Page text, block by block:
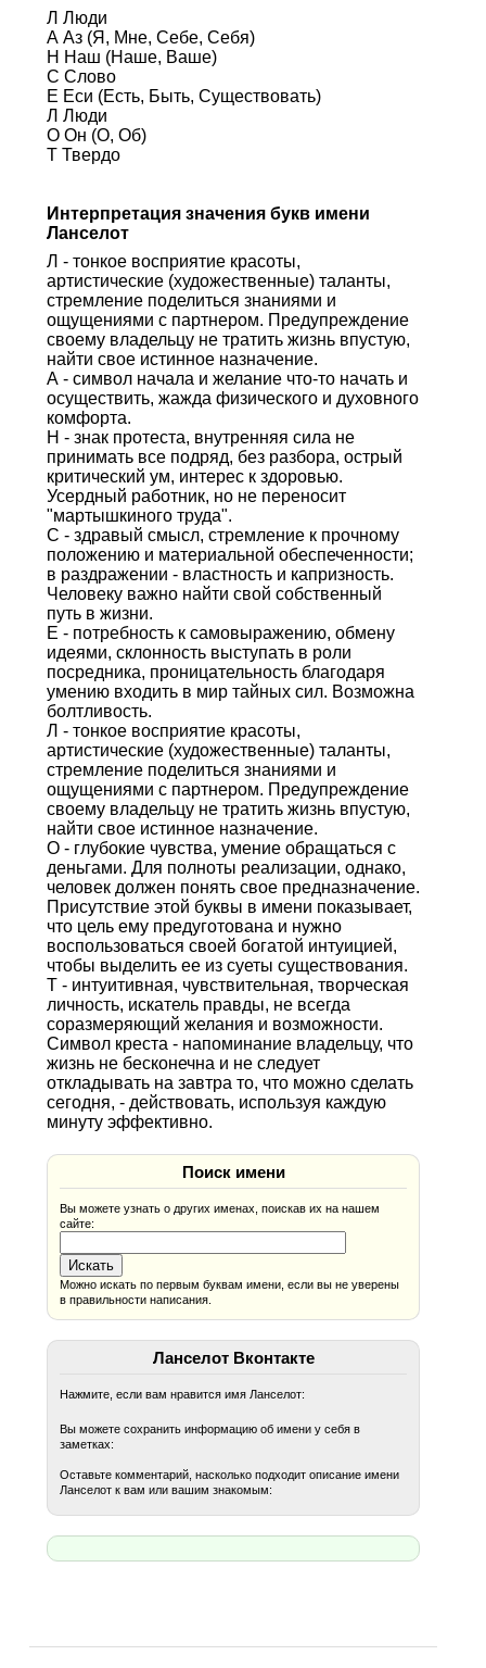
Л Люди
А Аз (Я, Мне, Себе, Себя)
Н Наш (Наше, Ваше)
С Слово
Е Еси (Есть, Быть, Существовать)
Л Люди
О Он (О, Об)
Т Твердо
Интерпретация значения букв имени
Ланселот
Л - тонкое восприятие красоты,
артистические (художественные) таланты,
стремление поделиться знаниями и
ощущениями с партнером. Предупреждение
своему владельцу не тратить жизнь впустую,
найти свое истинное назначение.
А - символ начала и желание что-то начать и
осуществить, жажда физического и духовного
комфорта.
Н - знак протеста, внутренняя сила не
принимать все подряд, без разбора, острый
критический ум, интерес к здоровью.
Усердный работник, но не переносит
"мартышкиного труда".
С - здравый смысл, стремление к прочному
положению и материальной обеспеченности;
в раздражении - властность и капризность.
Человеку важно найти свой собственный
путь в жизни.
Е - потребность к самовыражению, обмену
идеями, склонность выступать в роли
посредника, проницательность благодаря
умению входить в мир тайных сил. Возможна
болтливость.
Л - тонкое восприятие красоты,
артистические (художественные) таланты,
стремление поделиться знаниями и
ощущениями с партнером. Предупреждение
своему владельцу не тратить жизнь впустую,
найти свое истинное назначение.
О - глубокие чувства, умение обращаться с
деньгами. Для полноты реализации, однако,
человек должен понять свое предназначение.
Присутствие этой буквы в имени показывает,
что цель ему предуготована и нужно
воспользоваться своей богатой интуицией,
чтобы выделить ее из суеты существования.
Т - интуитивная, чувствительная, творческая
личность, искатель правды, не всегда
соразмеряющий желания и возможности.
Символ креста - напоминание владельцу, что
жизнь не бесконечна и не следует
откладывать на завтра то, что можно сделать
сегодня, - действовать, используя каждую
минуту эффективно.
Поиск имени
Вы можете узнать о других именах, поискав их на нашем
сайте:
Можно искать по первым буквам имени, если вы не уверены
в правильности написания.
Ланселот Вконтакте
Нажмите, если вам нравится имя Ланселот:
Вы можете сохранить информацию об имени у себя в
заметках:
Оставьте комментарий, насколько подходит описание имени
Ланселот к вам или вашим знакомым: